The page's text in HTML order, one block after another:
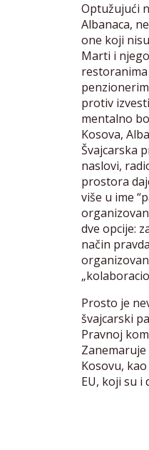
Optužujući
Albanaca,
one koji
Marti i
protiv
mentalno
Kosova,
Švajcarska
naslovi,
prostora
više u ime
dve opcije:
način
Prosto je
švajcarski
Pravnoj
Kosovu,
EU, koji su i